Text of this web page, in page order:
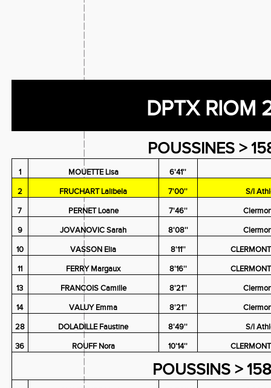
DPTX RIOM
POUSSINES >
1 MOUETTE Lisa
6'41''
2
FRUCHART Lalibela 7'00''
S/l
7
PERNET Loane 7'46''
9
JOVANOVIC Sarah 8'08''
10
VASSON Elia 8'11''
11
FERRY Margaux 8'16''
13
FRANCOIS Camille 8'21''
14
VALUY Emma 8'21''
28
DOLADILLE Faustine 8'49''
S/l
36
ROUFF Nora 10'14''
POUSSINS >